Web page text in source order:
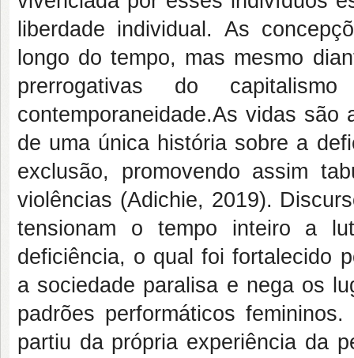
liberdade individual. As
longo do tempo, mas mesmo
prerrogativas do
contemporaneidade.As vidas são
de uma única história sobre a
exclusão, promovendo assim
violências (Adichie, 2019).
tensionam o tempo inteiro a
deficiência, o qual foi fortalecido
a sociedade paralisa e nega os
padrões performáticos
partiu da própria experiência da